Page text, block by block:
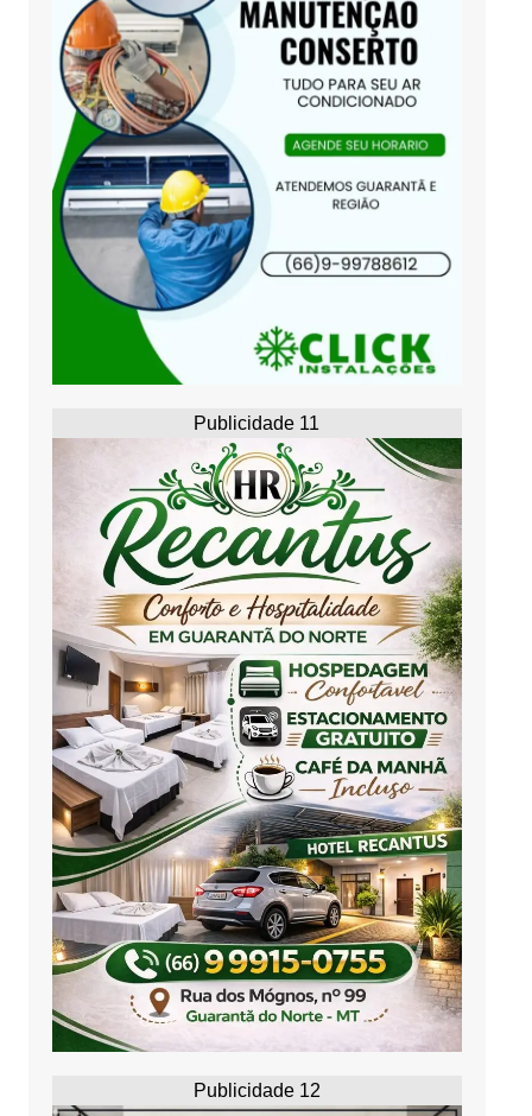
Publicidade 11
Publicidade 12